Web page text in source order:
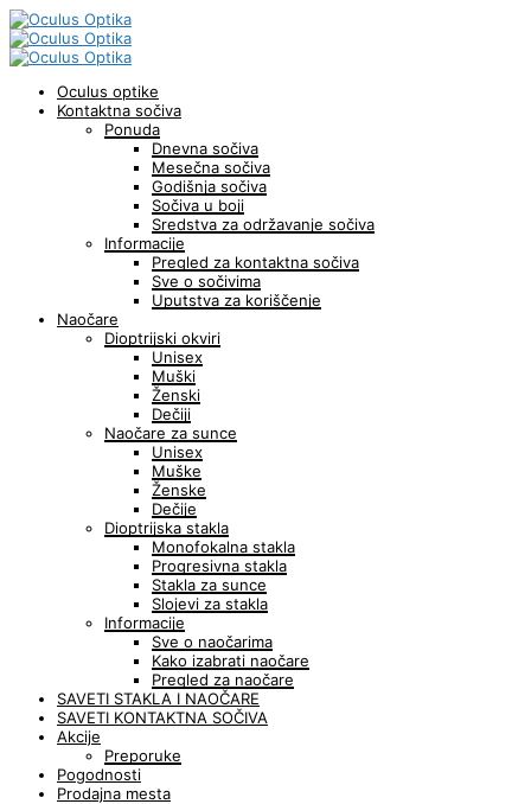
Oculus optike
Kontaktna sočiva
Ponuda
Dnevna sočiva
Mesečna sočiva
Godišnja sočiva
Sočiva u boji
Sredstva za održavanje sočiva
Informacije
Pregled za kontaktna sočiva
Sve o sočivima
Uputstva za koriščenje
Naočare
Dioptrijski okviri
Unisex
Muški
Ženski
Dečiji
Naočare za sunce
Unisex
Muške
Ženske
Dečije
Dioptrijska stakla
Monofokalna stakla
Progresivna stakla
Stakla za sunce
Slojevi za stakla
Informacije
Sve o naočarima
Kako izabrati naočare
Pregled za naočare
SAVETI STAKLA I NAOČARE
SAVETI KONTAKTNA SOČIVA
Akcije
Preporuke
Pogodnosti
Prodajna mesta